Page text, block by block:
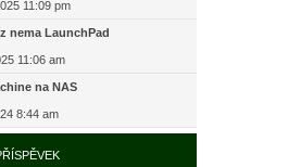
ř
s
ě
e
o
r
z
i
p
o
s
l
e
d
11:09 pm
nema LaunchPad
11:06 am
na NAS
8:44 am